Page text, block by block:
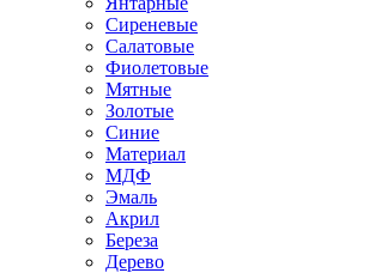
Сиреневые
Салатовые
Фиолетовые
Мятные
Золотые
Синие
Материал
МДФ
Эмаль
Акрил
Береза
Дерево